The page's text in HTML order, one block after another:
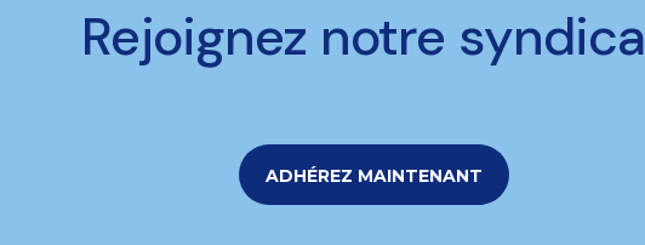
Rejoignez notre
ADHÉREZ MAINTENANT